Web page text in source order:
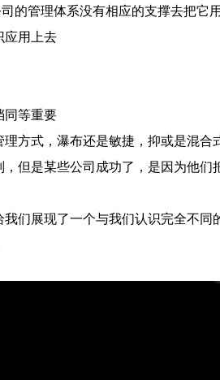
的管理体系没有相应的支撑去把它
应用上去
同等重要
方式，瀑布还是敏捷，抑或是混合
但是某些公司成功了，是因为他们
们展现了一个与我们认识完全不同